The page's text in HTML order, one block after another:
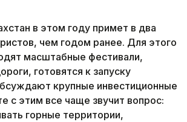
в этом году примет в два
чем годом ранее. Для этого
масштабные фестивали,
готовятся к запуску
крупные инвестиционные
с этим все чаще звучит вопрос:
горные территории,